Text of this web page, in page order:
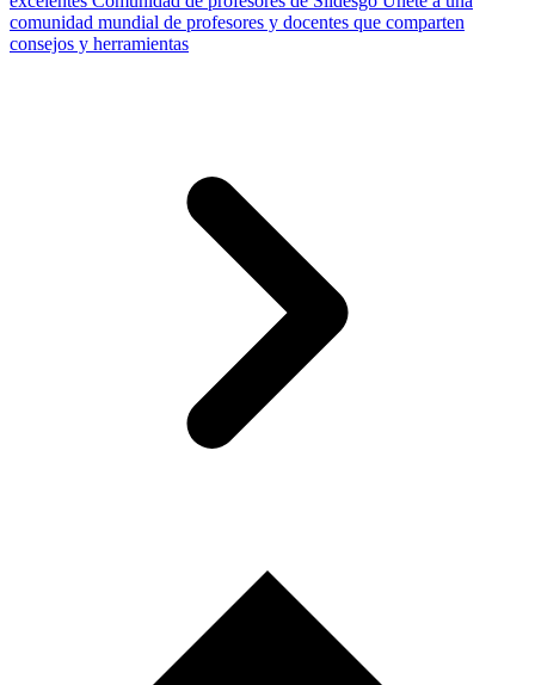
comunidad mundial de profesores y docentes que comparten
consejos y herramientas